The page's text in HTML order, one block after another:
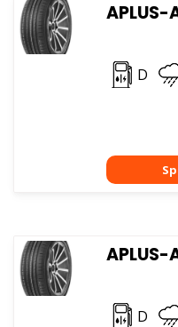
APLUS-
D
APLUS-
D